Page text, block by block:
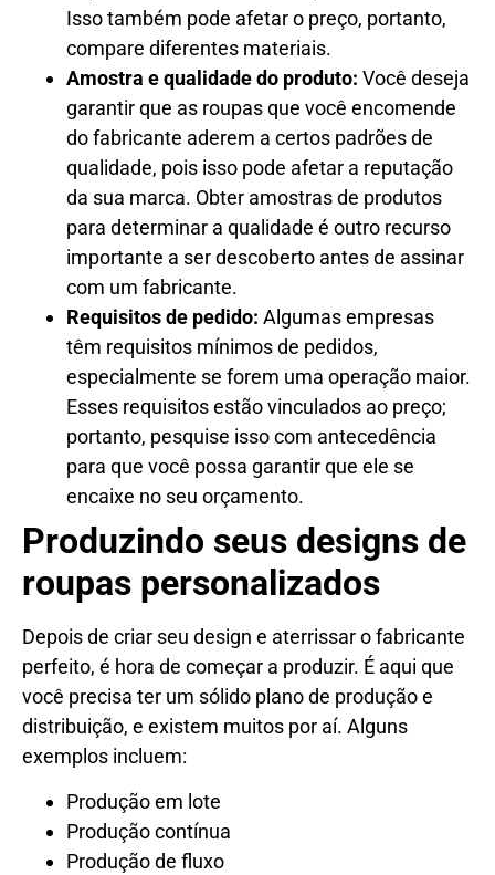
Isso também pode afetar o preço, portanto,
compare diferentes materiais.
Amostra e qualidade do produto: Você deseja
garantir que as roupas que você encomende
do fabricante aderem a certos padrões de
qualidade, pois isso pode afetar a reputação
da sua marca. Obter amostras de produtos
para determinar a qualidade é outro recurso
importante a ser descoberto antes de assinar
com um fabricante.
Requisitos de pedido: Algumas empresas
têm requisitos mínimos de pedidos,
especialmente se forem uma operação maior.
Esses requisitos estão vinculados ao preço;
portanto, pesquise isso com antecedência
para que você possa garantir que ele se
encaixe no seu orçamento.
Produzindo seus designs de
roupas personalizados
Depois de criar seu design e aterrissar o fabricante
perfeito, é hora de começar a produzir. É aqui que
você precisa ter um sólido plano de produção e
distribuição, e existem muitos por aí. Alguns
exemplos incluem:
Produção em lote
Produção contínua
Produção de fluxo